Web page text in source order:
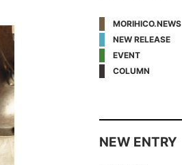
MORIHICO.NEWS
NEW RELEASE
EVENT
COLUMN
NEW ENTRY